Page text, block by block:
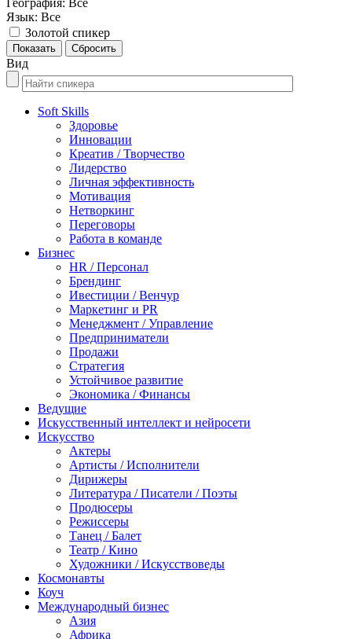
Язык: Все
Золотой спикер
Вид
Soft Skills
Здоровье
Инновации
Креатив / Творчество
Лидерство
Личная эффективность
Мотивация
Нетворкинг
Переговоры
Работа в команде
Бизнес
HR / Персонал
Брендинг
Ивестиции / Венчур
Маркетинг и PR
Менеджмент / Управление
Предприниматели
Продажи
Стратегия
Устойчивое развитие
Экономика / Финансы
Ведущие
Искусственный интеллект и нейросети
Искусство
Актеры
Артисты / Исполнители
Дирижеры
Литература / Писатели / Поэты
Продюсеры
Режиссеры
Танец / Балет
Театр / Кино
Художники / Искусствоведы
Космонавты
Коуч
Международный бизнес
Азия
Африка